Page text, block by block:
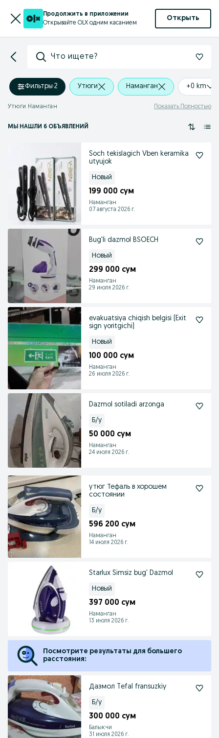
Продолжить в приложении
Открывайте OLX одним касанием
Открыть
Что ищете?
Фильтры·2 Утюги Наманган +0 km
Утюги Наманган Показать Полностью
МЫ НАШЛИ 6 ОБЪЯВЛЕНИЙ
Soch tekislagich Vben keramika
utyujok
Новый
199 000 сум
Наманган
07 августа 2026 г.
Bug'li dazmol BSOECH
Новый
299 000 сум
Наманган
29 июля 2026 г.
evakuatsiya chiqish belgisi (Exit
sign yoritgichi)
Новый
100 000 сум
Наманган
26 июля 2026 г.
Dazmol sotiladi arzonga
Б/у
50 000 сум
Наманган
24 июля 2026 г.
утюг Тефаль в хорошем
состоянии
Б/у
596 200 сум
Наманган
14 июля 2026 г.
Starlux Simsiz bug' Dazmol
Новый
397 000 сум
Наманган
13 июля 2026 г.
Посмотрите результаты для большего
расстояния:
Дазмол Tefal fransuzkiy
Б/у
300 000 сум
Балыкчи
31 июля 2026 г.